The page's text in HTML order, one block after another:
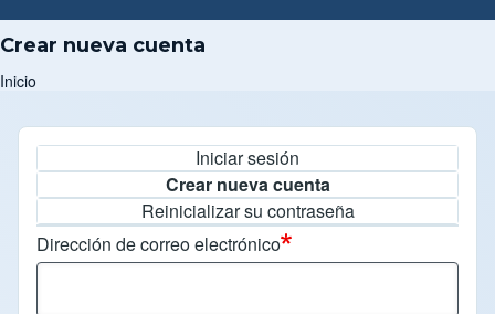
Crear nueva cuenta
Inicio
Solapas principales
Iniciar sesión
Crear nueva cuenta
Reinicializar su contraseña
Dirección de correo electrónico